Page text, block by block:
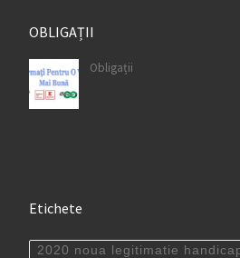
OBLIGAȚII
Obligații
Etichete
2020 noua legitimatie